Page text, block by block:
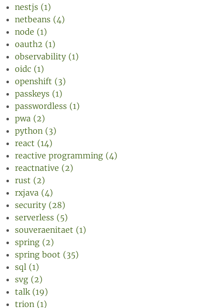
nestjs (1)
netbeans (4)
node (1)
oauth2 (1)
observability (1)
oidc (1)
openshift (3)
passkeys (1)
passwordless (1)
pwa (2)
python (3)
react (14)
reactive programming (4)
reactnative (2)
rust (2)
rxjava (4)
security (28)
serverless (5)
souveraenitaet (1)
spring (2)
spring boot (35)
sql (1)
svg (2)
talk (19)
trion (1)